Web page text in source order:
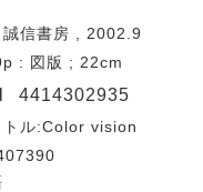
信書房 , 2002.9
: 図版 ; 22cm
4414302935
トル:Color vision